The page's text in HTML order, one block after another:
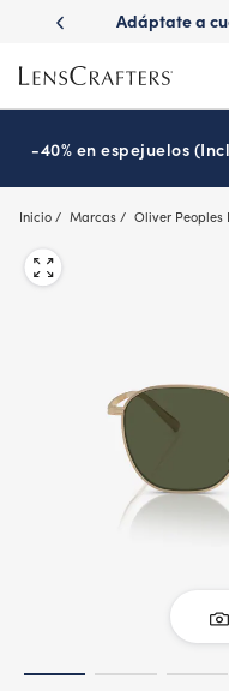
main
content
con
Adáptate a
-40% en espejuelos
Inicio Marcas Oliver Peoples